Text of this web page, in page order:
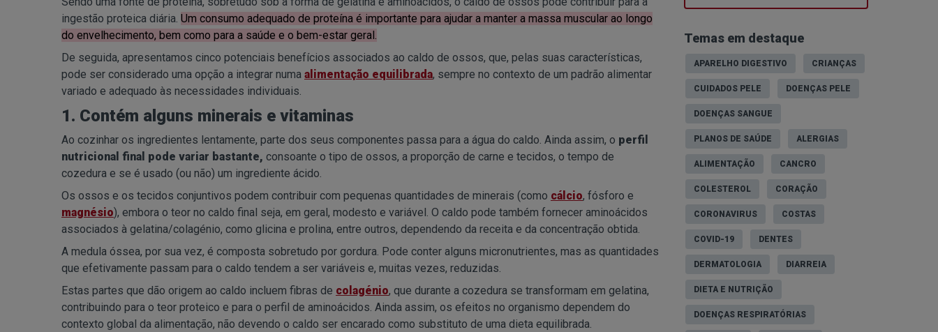
ingestão proteica diária. Um consumo adequado de proteína é importante para ajudar a manter a massa muscular ao longo
do envelhecimento, bem como para a saúde e o bem-estar geral.
De seguida, apresentamos cinco potenciais benefícios associados ao caldo de ossos, que, pelas suas características,
pode ser considerado uma opção a integrar numa alimentação equilibrada, sempre no contexto de um padrão alimentar
variado e adequado às necessidades individuais.
1. Contém alguns minerais e vitaminas
Ao cozinhar os ingredientes lentamente, parte dos seus componentes passa para a água do caldo. Ainda assim, o perfil
nutricional final pode variar bastante, consoante o tipo de ossos, a proporção de carne e tecidos, o tempo de
cozedura e se é usado (ou não) um ingrediente ácido.
Os ossos e os tecidos conjuntivos podem contribuir com pequenas quantidades de minerais (como cálcio, fósforo e
magnésio), embora o teor no caldo final seja, em geral, modesto e variável. O caldo pode também fornecer aminoácidos
associados à gelatina/colagénio, como glicina e prolina, entre outros, dependendo da receita e da concentração obtida.
A medula óssea, por sua vez, é composta sobretudo por gordura. Pode conter alguns micronutrientes, mas as quantidades
que efetivamente passam para o caldo tendem a ser variáveis e, muitas vezes, reduzidas.
Estas partes que dão origem ao caldo incluem fibras de colagénio, que durante a cozedura se transformam em gelatina,
contribuindo para o teor proteico e para o perfil de aminoácidos. Ainda assim, os efeitos no organismo dependem do
contexto global da alimentação, não devendo o caldo ser encarado como substituto de uma dieta equilibrada.
Temas em destaque
APARELHO DIGESTIVO CRIANÇAS
CUIDADOS PELE DOENÇAS PELE
DOENÇAS SANGUE
PLANOS DE SAÚDE ALERGIAS
ALIMENTAÇÃO CANCRO
COLESTEROL CORAÇÃO
CORONAVIRUS COSTAS
COVID-19 DENTES
DERMATOLOGIA DIARREIA
DIETA E NUTRIÇÃO
DOENÇAS RESPIRATÓRIAS